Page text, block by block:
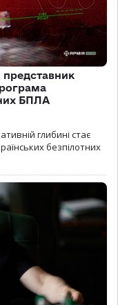
представник
БПЛА
глибині стає
безпілотних